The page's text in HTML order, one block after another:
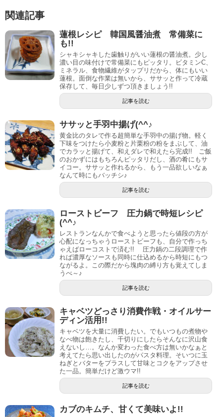
関連記事
蓮根レシピ 韓国風醤油煮 常備菜に
も!!
シャキシャキした歯触りがいい蓮根の醤油煮。少し
濃い目の味付けで常備菜にもピッタリ。ビタミンC、
ミネラル、食物繊維がタップリだから、体にもいい
蓮根。面倒な作業は無いから、ササッと作って冷蔵
保存して、毎日少しずつ頂きましょう!!
記事を読む
ササッと手羽中揚げ(^^♪
黄金比のタレで作る超簡単な手羽中の揚げ物。軽く
下味をつけたら小麦粉と片栗粉の粉をまぶして、油
でカラッと揚げて、和えダレで和えたら完成!! ご飯
のおかずにはもちろんピッタリだし、酒の肴にもサ
イコー。ササッと作れるから、もう一品欲しいなぁ
なんて時にもバッチシ♪
記事を読む
ローストビーフ 圧力鍋で時短レシピ
(^^♪
レストランなんかで食べようと思ったら値段の方が
心配になっちゃうローストビーフも、自分で作っち
ゃえばローコストで済む!! 圧力鍋の二段調理で作
れば濃厚なソースも同時に仕込めるから時短にもつ
ながるよ。この際だから塊肉の縛り方も覚えてしま
うべ～♪
記事を読む
キャベツどっさり消費作戦・オイルサー
ディン活用!!
キャベツを大量に消費したい。でもいつもの煮物や
なべ物は飽きたし、千切りにしたらそんなに沢山食
えないし…。なんか変わった食べ方は無いかなぁと
考えてたら思い出したのがパスタ料理。そいつに玉
ねぎとバターをプラスして甘味とコクをアップさせ
た一品。簡単だけど激ウマ!!
記事を読む
カブのキムチ、甘くて美味いよ!!